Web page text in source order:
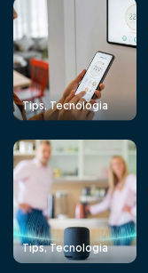
Tips, Tecnologia
Tips, Tecnologia